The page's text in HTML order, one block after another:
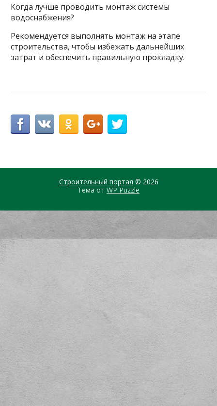
Когда лучше проводить монтаж системы
водоснабжения?
Рекомендуется выполнять монтаж на этапе
строительства, чтобы избежать дальнейших
затрат и обеспечить правильную прокладку.
Строительный портал © 2026
Тема от WP Puzzle